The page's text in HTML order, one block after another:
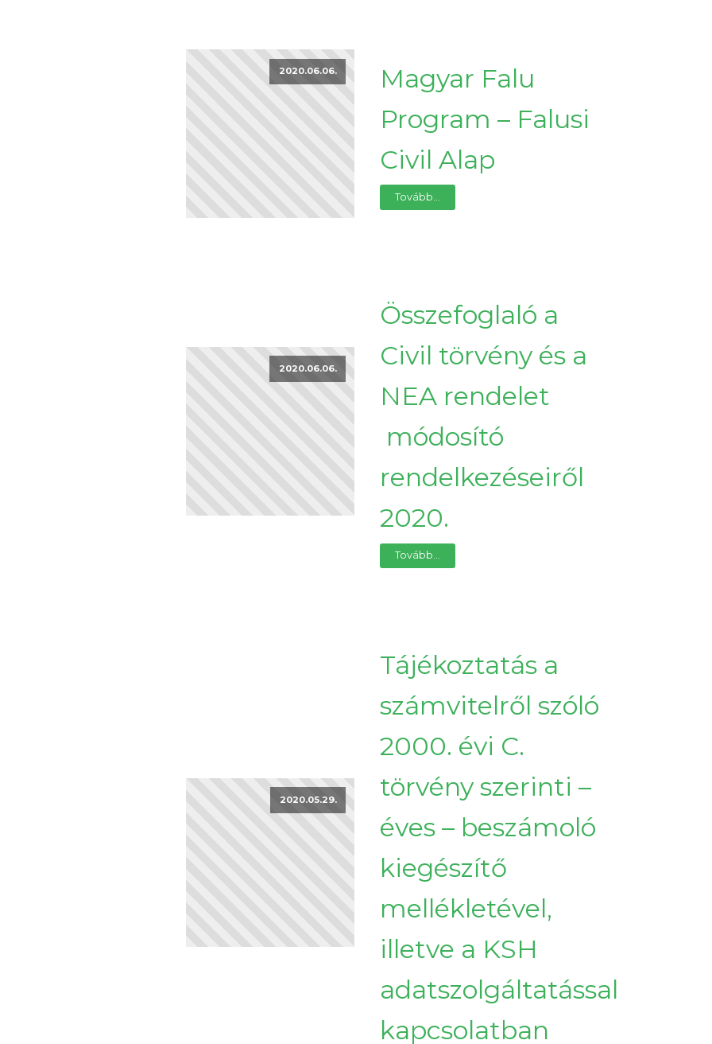
2020.06.06.
Magyar Falu
Program – Falusi
Civil Alap
Tovább...
2020.06.06.
Összefoglaló a
Civil törvény és a
NEA rendelet
módosító
rendelkezéseiről
2020.
Tovább...
2020.05.29.
Tájékoztatás a
számvitelről szóló
2000. évi C.
törvény szerinti –
éves – beszámoló
kiegészítő
mellékletével,
illetve a KSH
adatszolgáltatással
kapcsolatban